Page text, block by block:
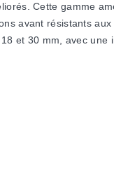
Cette gamme
avant résistants
et 30 mm, avec une